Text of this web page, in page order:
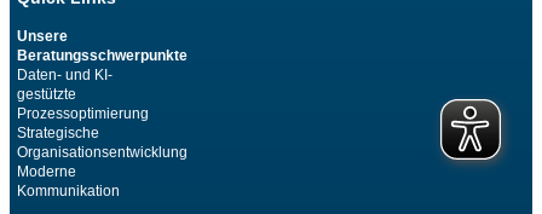
Unsere
Beratungsschwerpunkte
Daten- und KI-
gestützte
Prozessoptimierung
Strategische
Organisationsentwicklung
Moderne
Kommunikation